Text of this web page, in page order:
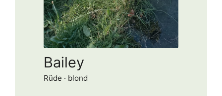
Bailey
Rüde · blond